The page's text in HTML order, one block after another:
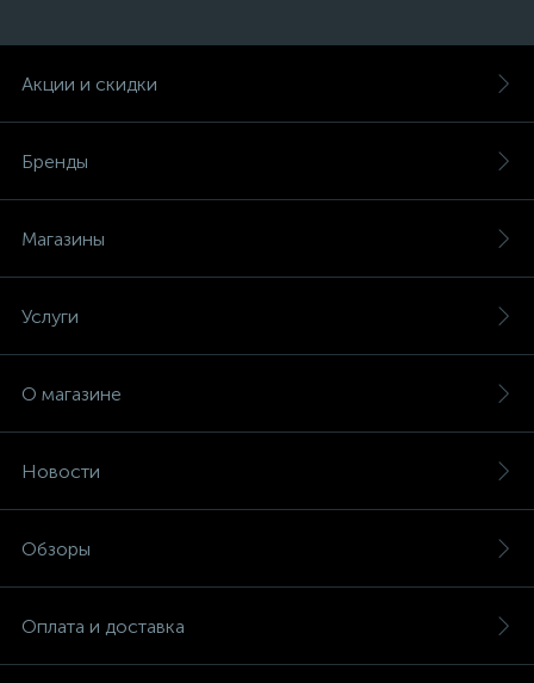
Акции и скидки
Бренды
Магазины
Услуги
О магазине
Новости
Обзоры
Оплата и доставка